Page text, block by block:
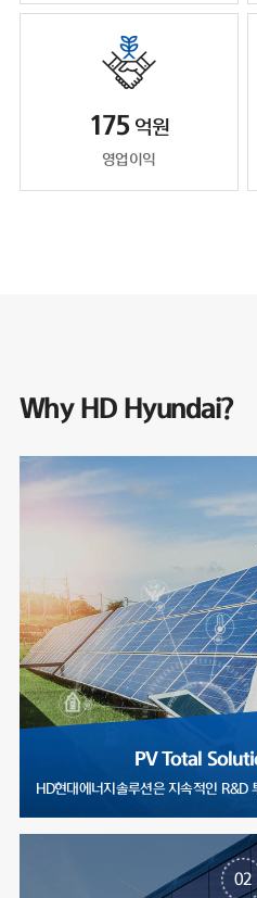
175 억원
영업이익
Why HD Hyundai?
PV Total
HD현대에너지솔루션은 지속적인 R&D
02